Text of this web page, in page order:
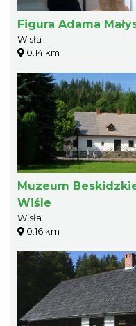
Figura Adama
Wisła
0.14 km
Muzeum
Wiśle
Wisła
0.16 km